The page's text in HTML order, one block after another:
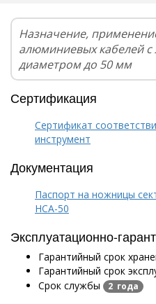
Назначение,
алюминиевых кабелей
диаметром до 50 мм
Сертификация
Сертификат
инструмент
Документация
Паспорт на ножницы
НСА-50
Эксплуатационно-
Гарантийный срок
Гарантийный срок
Срок службы 2 года